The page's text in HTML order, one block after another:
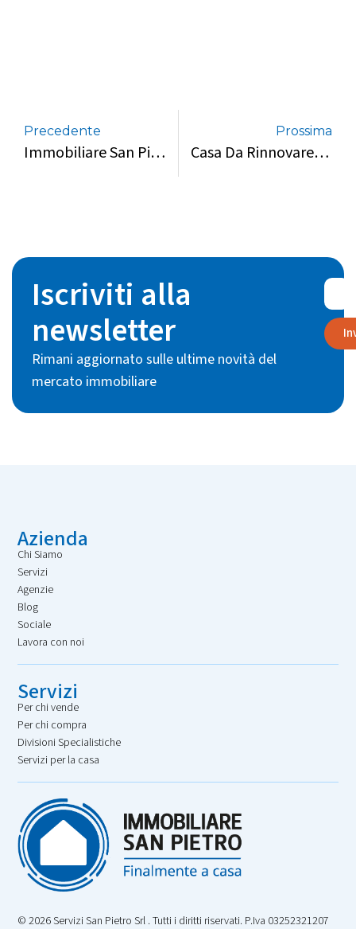
Precedente
Immobiliare San Pietro Si Conferma La Miglior Agenzia Dell’Emilia Romagna Per Il Secondo Anno Consecutivo
Prossima
Casa Da Rinnovare? Ecco Gli Incentivi 2026 Per Chi Vive Tra Bologna, Ferrara E Cervia
Iscriviti alla
newsletter
Rimani aggiornato sulle ultime novità del
mercato immobiliare
© 2026 Servizi San Pietro Srl . Tutti i diritti riservati. P.Iva 03252321207
Azienda
Chi Siamo
Servizi
Agenzie
Blog
Sociale
Lavora con noi
Servizi
Per chi vende
Per chi compra
Divisioni Specialistiche
Servizi per la casa